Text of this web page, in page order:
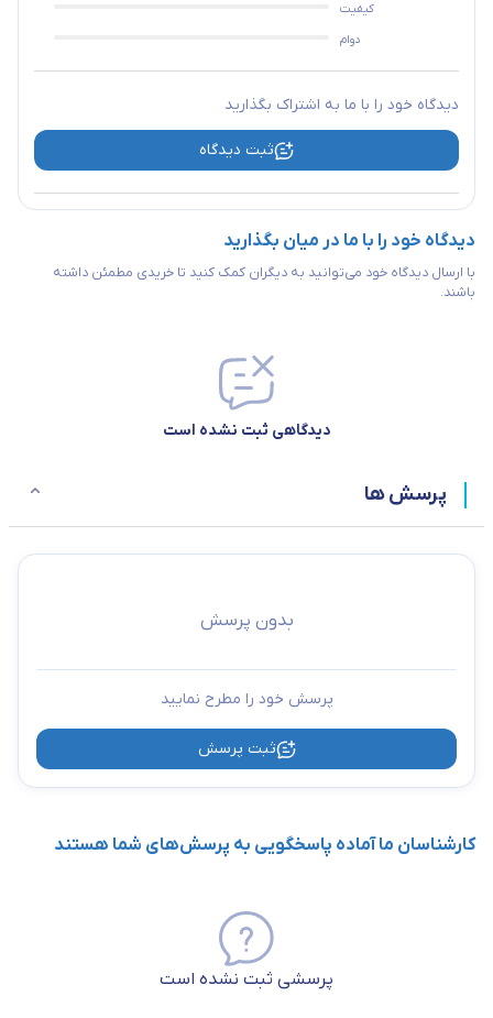
کیفیت
دوام
دیدگاه خود را با ما به اشتراک بگذارید
ثبت دیدگاه
دیدگاه خود را با ما در میان بگذارید
با ارسال دیدگاه خود می‌توانید به دیگران کمک کنید تا خریدی مطمئن داشته
باشند.
دیدگاهی ثبت نشده است
پرسش ها
بدون پرسش
پرسش خود را مطرح نمایید
ثبت پرسش
کارشناسان ما آماده پاسخگویی به پرسش‌های شما هستند
پرسشی ثبت نشده است